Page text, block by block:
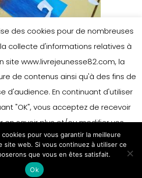
des cookies pour de nombreuses
collecte d'informations relatives à
site www.livrejeunesse82.com, la
de contenus ainsi qu'à des fins de
d'audience. En continuant d'utiliser
"OK", vous acceptez de recevoir
en savoir plus et/ou modifier vos
de cookies, merci de vous référer
sur les cookies.
Accepter
En savoir plus
pour vous garantir la meilleure
site web. Si vous continuez à utiliser ce
que vous en êtes satisfait.
Ok